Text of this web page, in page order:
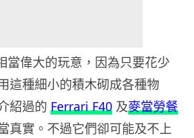
當偉大的玩意，因為只要花少
這種細小的積木砌成各種物
紹過的 Ferrari F40 及麥當勞餐
真實。不過它們卻可能及不上